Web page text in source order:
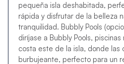
pequeña isla deshabitada,
rápida y disfrutar de la belleza
tranquilidad. Bubbly Pools
diríjase a Bubbly Pools,
costa este de la isla, donde las
burbujeante, perfecto para un